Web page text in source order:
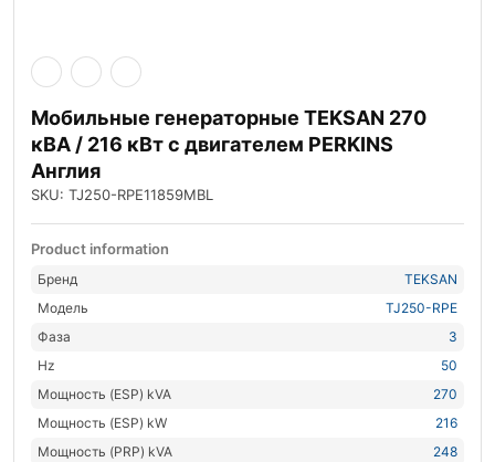
Мобильные генераторные TEKSAN 270
кВА / 216 кВт с двигателем PERKINS
Англия
SKU: TJ250-RPE11859MBL
Product information
Бренд
TEKSAN
Модель
TJ250-RPE
Фаза
3
Hz
50
Мощность (ESP) kVA
270
Мощность (ESP) kW
216
Мощность (PRP) kVA
248